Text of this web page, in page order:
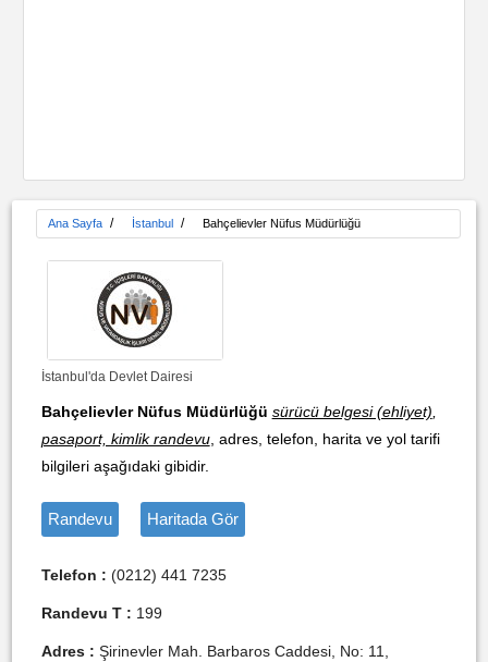
Ana Sayfa / İstanbul / Bahçelievler Nüfus Müdürlüğü
İstanbul'da Devlet Dairesi
Bahçelievler Nüfus Müdürlüğü sürücü belgesi (ehliyet)
pasaport, kimlik randevu, adres, telefon, harita ve yol tarifi
bilgileri aşağıdaki gibidir.
Randevu Haritada Gör
Telefon : (0212) 441 7235
Randevu T : 199
Adres : Şirinevler Mah. Barbaros Caddesi, No: 11,